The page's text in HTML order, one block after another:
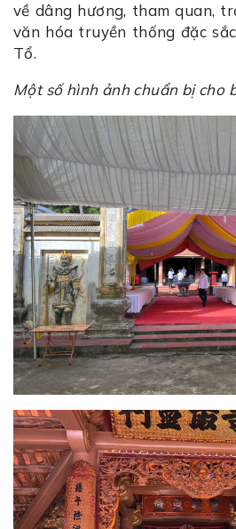
về dâng hương, tham quan,
văn hóa truyền thống đặc
Tổ.
Một số hình ảnh chuẩn bị cho